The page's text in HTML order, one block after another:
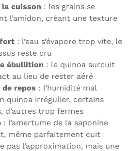
la cuisson : les grains se
l’amidon, créant une texture
: l’eau s’évapore trop vite, le
reste cru
ébullition : le quinoa surcuit
au lieu de rester aéré
repos : l’humidité mal
quinoa irrégulier, certains
d’autres trop fermes
: l’amertume de la saponine
même parfaitement cuit
pas l’approximation, mais une